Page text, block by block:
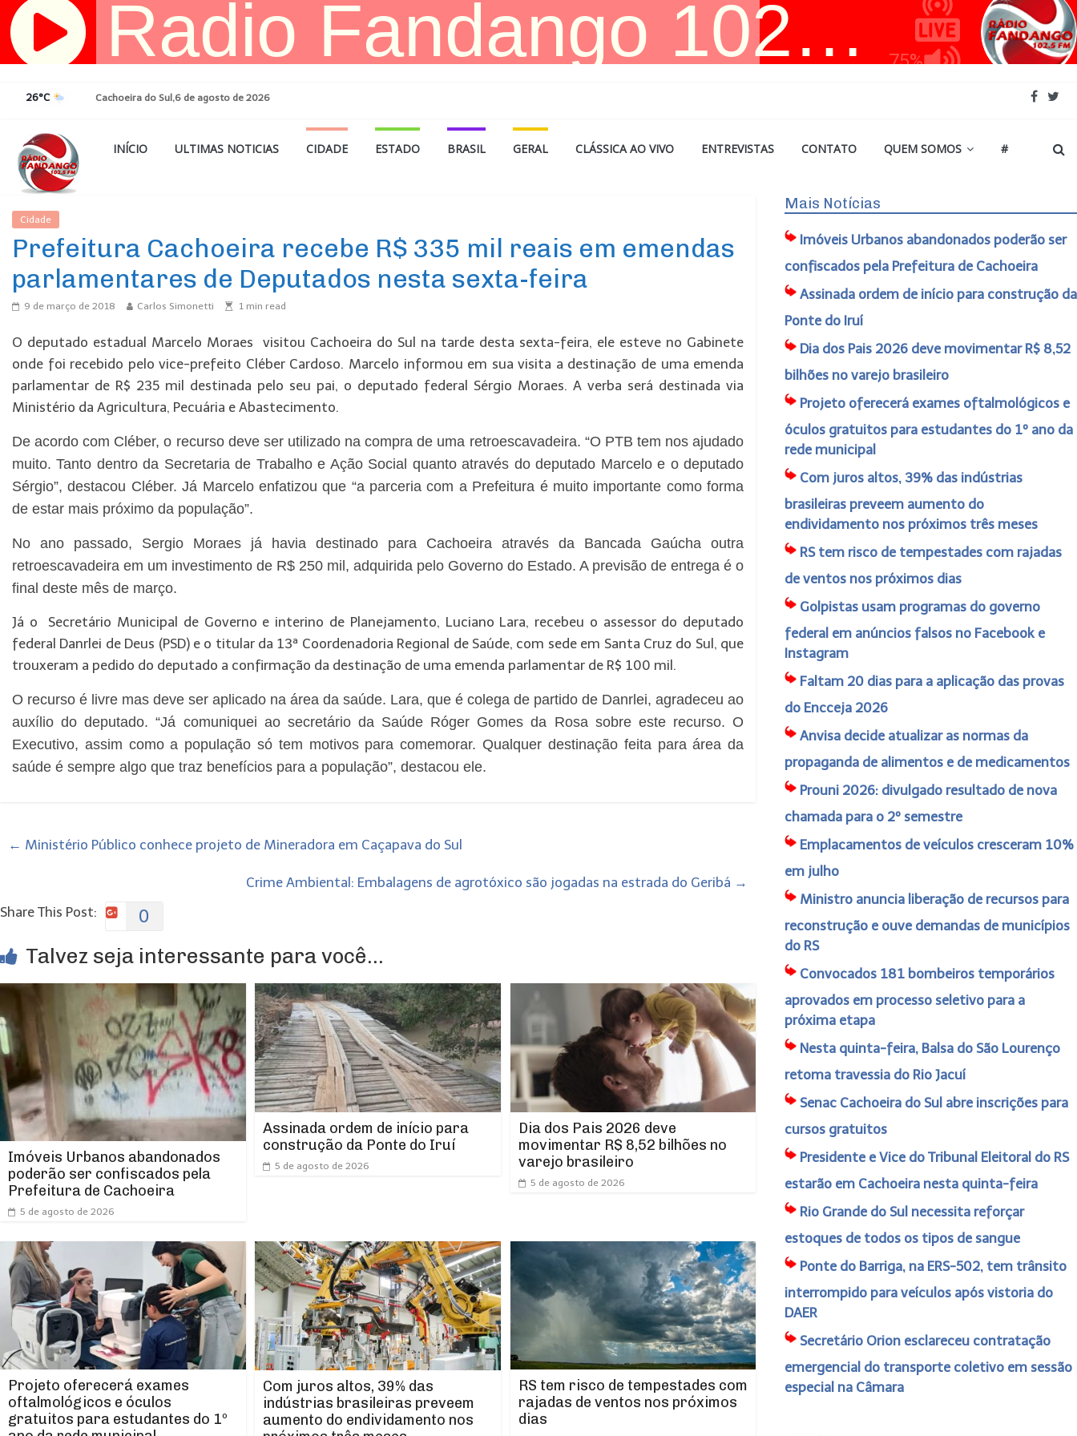
Pular
para
26°C Cachoeira do Sul,6 de agosto de 2026
INÍCIO ULTIMAS NOTICIAS CIDADE ESTADO BRASIL GERAL CLÁSSICA AO VIVO ENTREVISTAS CONTATO QUEM SOMOS #
Cidade
Prefeitura Cachoeira recebe R$ 335 mil reais em emendas
parlamentares de Deputados nesta sexta-feira
9 de março de 2018 Carlos Simonetti 1 min read
O deputado estadual Marcelo Moraes visitou Cachoeira do Sul na tarde desta sexta-feira, ele esteve no Gabinete
onde foi recebido pelo vice-prefeito Cléber Cardoso. Marcelo informou em sua visita a destinação de uma emenda
parlamentar de R$ 235 mil destinada pelo seu pai, o deputado federal Sérgio Moraes. A verba será destinada via
Ministério da Agricultura, Pecuária e Abastecimento.
De acordo com Cléber, o recurso deve ser utilizado na compra de uma retroescavadeira. “O PTB tem nos ajudado
muito. Tanto dentro da Secretaria de Trabalho e Ação Social quanto através do deputado Marcelo e o deputado
Sérgio”, destacou Cléber. Já Marcelo enfatizou que “a parceria com a Prefeitura é muito importante como forma
de estar mais próximo da população”.
No ano passado, Sergio Moraes já havia destinado para Cachoeira através da Bancada Gaúcha outra
retroescavadeira em um investimento de R$ 250 mil, adquirida pelo Governo do Estado. A previsão de entrega é o
final deste mês de março.
Já o Secretário Municipal de Governo e interino de Planejamento, Luciano Lara, recebeu o assessor do deputado
federal Danrlei de Deus (PSD) e o titular da 13ª Coordenadoria Regional de Saúde, com sede em Santa Cruz do Sul, que
trouxeram a pedido do deputado a confirmação da destinação de uma emenda parlamentar de R$ 100 mil.
O recurso é livre mas deve ser aplicado na área da saúde. Lara, que é colega de partido de Danrlei, agradeceu ao
auxílio do deputado. “Já comuniquei ao secretário da Saúde Róger Gomes da Rosa sobre este recurso. O
Executivo, assim como a população só tem motivos para comemorar. Qualquer destinação feita para área da
saúde é sempre algo que traz benefícios para a população”, destacou ele.
← Ministério Público conhece projeto de Mineradora em Caçapava do Sul
Crime Ambiental: Embalagens de agrotóxico são jogadas na estrada do Geribá →
Share This Post:
0
Talvez seja interessante para você...
Imóveis Urbanos abandonados
poderão ser confiscados pela
Prefeitura de Cachoeira
5 de agosto de 2026
Assinada ordem de início para
construção da Ponte do Iruí
5 de agosto de 2026
Dia dos Pais 2026 deve
movimentar R$ 8,52 bilhões no
varejo brasileiro
5 de agosto de 2026
Projeto oferecerá exames
oftalmológicos e óculos
gratuitos para estudantes do 1º
Com juros altos, 39% das
indústrias brasileiras preveem
aumento do endividamento nos
RS tem risco de tempestades com
rajadas de ventos nos próximos
dias
Mais Notícias
Imóveis Urbanos abandonados poderão ser
confiscados pela Prefeitura de Cachoeira
Assinada ordem de início para construção da
Ponte do Iruí
Dia dos Pais 2026 deve movimentar R$ 8,52
bilhões no varejo brasileiro
Projeto oferecerá exames oftalmológicos e
óculos gratuitos para estudantes do 1º ano da
rede municipal
Com juros altos, 39% das indústrias
brasileiras preveem aumento do
endividamento nos próximos três meses
RS tem risco de tempestades com rajadas
de ventos nos próximos dias
Golpistas usam programas do governo
federal em anúncios falsos no Facebook e
Instagram
Faltam 20 dias para a aplicação das provas
do Encceja 2026
Anvisa decide atualizar as normas da
propaganda de alimentos e de medicamentos
Prouni 2026: divulgado resultado de nova
chamada para o 2º semestre
Emplacamentos de veículos cresceram 10%
em julho
Ministro anuncia liberação de recursos para
reconstrução e ouve demandas de municípios
do RS
Convocados 181 bombeiros temporários
aprovados em processo seletivo para a
próxima etapa
Nesta quinta-feira, Balsa do São Lourenço
retoma travessia do Rio Jacuí
Senac Cachoeira do Sul abre inscrições para
cursos gratuitos
Presidente e Vice do Tribunal Eleitoral do RS
estarão em Cachoeira nesta quinta-feira
Rio Grande do Sul necessita reforçar
estoques de todos os tipos de sangue
Ponte do Barriga, na ERS-502, tem trânsito
interrompido para veículos após vistoria do
DAER
Secretário Orion esclareceu contratação
emergencial do transporte coletivo em sessão
especial na Câmara